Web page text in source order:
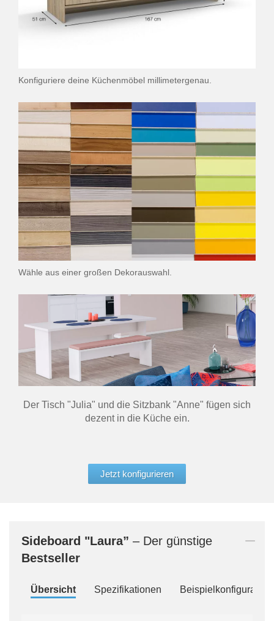
Konfiguriere deine Küchenmöbel millimetergenau.
Wähle aus einer großen Dekorauswahl.
Der Tisch "Julia" und die Sitzbank "Anne" fügen sich
dezent in die Küche ein.
Jetzt konfigurieren
Sideboard "Laura” – Der günstige
Bestseller
Übersicht Spezifikationen